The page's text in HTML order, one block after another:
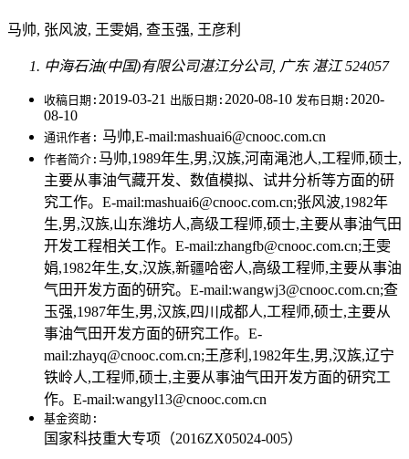
马帅, 张风波, 王雯娟, 查玉强, 王彦利
中海石油(中国)有限公司湛江分公司, 广东 湛江 524057
收稿日期: 2019-03-21 出版日期: 2020-08-10 发布日期: 2020-
08-10
通讯作者: 马帅,E-mail:mashuai6@cnooc.com.cn
作者简介: 马帅,1989年生,男,汉族,河南渑池人,工程师,硕士,
主要从事油气藏开发、数值模拟、试井分析等方面的研
究工作。E-mail:mashuai6@cnooc.com.cn;张风波,1982年
生,男,汉族,山东潍坊人,高级工程师,硕士,主要从事油气田
开发工程相关工作。E-mail:zhangfb@cnooc.com.cn;王雯
娟,1982年生,女,汉族,新疆哈密人,高级工程师,主要从事油
气田开发方面的研究。E-mail:wangwj3@cnooc.com.cn;查
玉强,1987年生,男,汉族,四川成都人,工程师,硕士,主要从
事油气田开发方面的研究工作。E-
mail:zhayq@cnooc.com.cn;王彦利,1982年生,男,汉族,辽宁
铁岭人,工程师,硕士,主要从事油气田开发方面的研究工
作。E-mail:wangyl13@cnooc.com.cn
基金资助:
国家科技重大专项（2016ZX05024-005）